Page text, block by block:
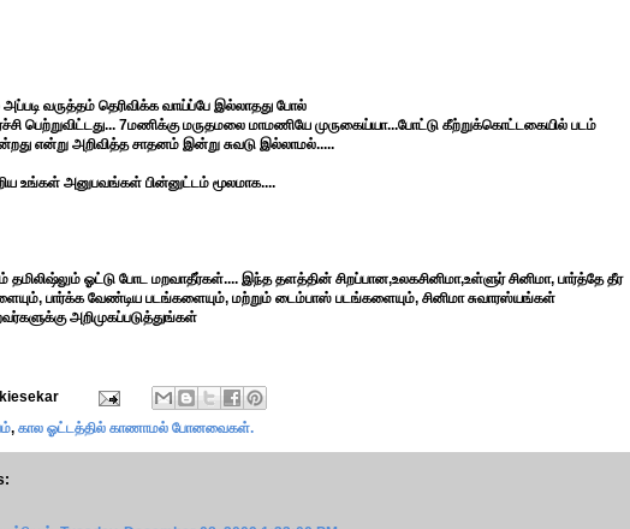
வருத்தம் தெரிவிக்க வாய்ப்பே இல்லாதது போல்
பெற்றுவிட்டது... 7மணிக்கு மருதமலை மாமணியே முருகைய்யா...போட்டு கீற்றுக்கொட்டகையில் படம்
என்று அறிவித்த சாதனம் இன்று சுவடு இல்லாமல்.....
உங்கள் அனுபவங்கள் பின்னுட்டம் மூலமாக....
தமிலிஷ்லும் ஓட்டு போட மறவாதீர்கள்.... இந்த தளத்தின் சிறப்பான,உலகசினிமா,உள்ளுர் சினிமா, பார்த்தே தீர
பார்க்க வேண்டிய படங்களையும், மற்றும் டைம்பாஸ் படங்களையும், சினிமா சுவாரஸ்யங்கள்
அறிமுகப்படுத்துங்கள்
, கால ஓட்டத்தில் காணாமல் போனவைகள்.